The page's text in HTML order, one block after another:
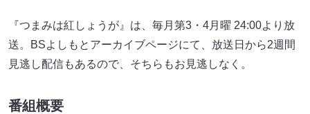
『つまみは紅しょうが』は、毎月第3・4月曜 24:00より放
送。BSよしもとアーカイブページにて、放送日から2週間
見逃し配信もあるので、そちらもお見逃しなく。
番組概要